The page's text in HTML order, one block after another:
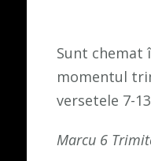
Sunt chemat
momentul
versetele 7-13
Marcu 6